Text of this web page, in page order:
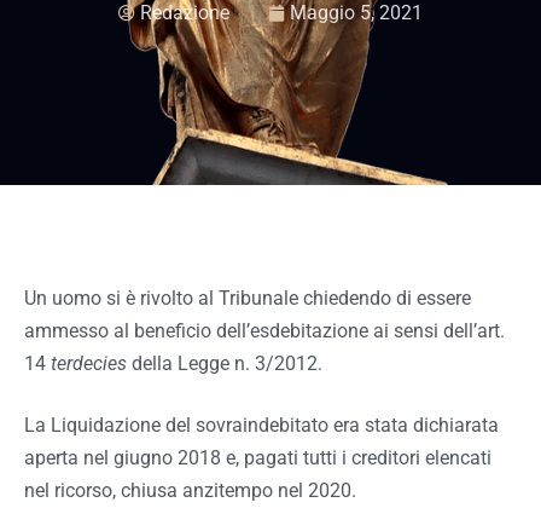
Redazione Maggio 5, 2021
Un uomo si è rivolto al Tribunale chiedendo di essere
ammesso al beneficio dell’esdebitazione ai sensi dell’art.
14 terdecies della Legge n. 3/2012.
La Liquidazione del sovraindebitato era stata dichiarata
aperta nel giugno 2018 e, pagati tutti i creditori elencati
nel ricorso, chiusa anzitempo nel 2020.